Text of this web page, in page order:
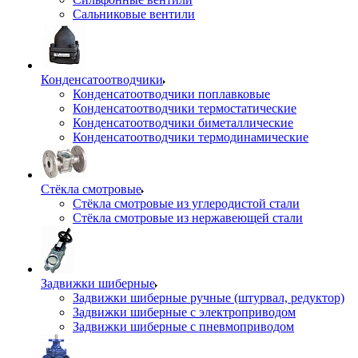
Сальниковые вентили
Конденсатоотводчики
Конденсатоотводчики поплавковые
Конденсатоотводчики термостатические
Конденсатоотводчики биметаллические
Конденсатоотводчики термодинамические
Стёкла смотровые
Стёкла смотровые из углеродистой стали
Стёкла смотровые из нержавеющей стали
Задвижки шиберные
Задвижки шиберные ручные (штурвал, редуктор)
Задвижки шиберные с электроприводом
Задвижки шиберные с пневмоприводом